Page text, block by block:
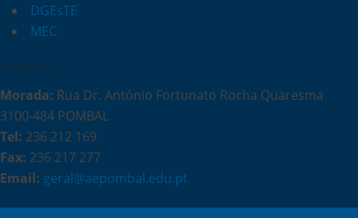
DGEsTE
MEC
Contactos
Morada: Rua Dr. António Fortunato Rocha Quaresma
3100-484 POMBAL
Tel: 236 212 169
Fax: 236 217 277
Email: geral@aepombal.edu.pt